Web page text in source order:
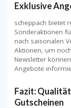
Exklusive
scheppach bietet
Sonderaktionen
nach saisonalen
Aktionen, um
Newsletter
Angebote
Fazit:
Gutscheinen